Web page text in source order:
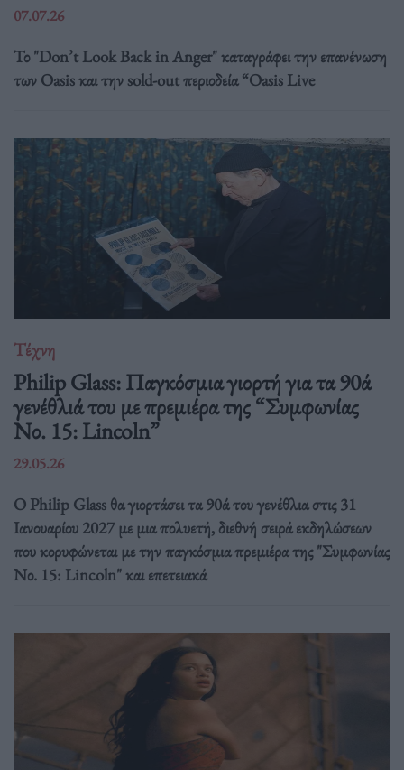
07.07.26
Το "Don’t Look Back in Anger" καταγράφει την επανένωση
των Oasis και την sold-out περιοδεία “Oasis Live
Τέχνη
Philip Glass: Παγκόσμια γιορτή για τα 90ά
γενέθλιά του με πρεμιέρα της “Συμφωνίας
Νο. 15: Lincoln”
29.05.26
Ο Philip Glass θα γιορτάσει τα 90ά του γενέθλια στις 31
Ιανουαρίου 2027 με μια πολυετή, διεθνή σειρά εκδηλώσεων
που κορυφώνεται με την παγκόσμια πρεμιέρα της "Συμφωνίας
Νο. 15: Lincoln" και επετειακά